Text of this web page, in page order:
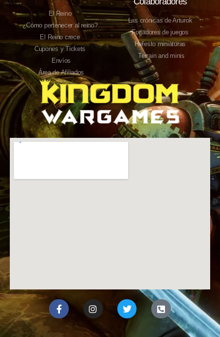
El Reino
¿Cómo pertenecer al reino?
El Reino crece
Cupones y Tickets
Envíos
Área de Afiliados
Las crónicas de Arturok
Forjadores de juegos
Hefesto miniaturas
Terrain and minis